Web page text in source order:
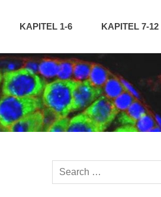
KAPITEL 1-6 KAPITEL 7-12
Search